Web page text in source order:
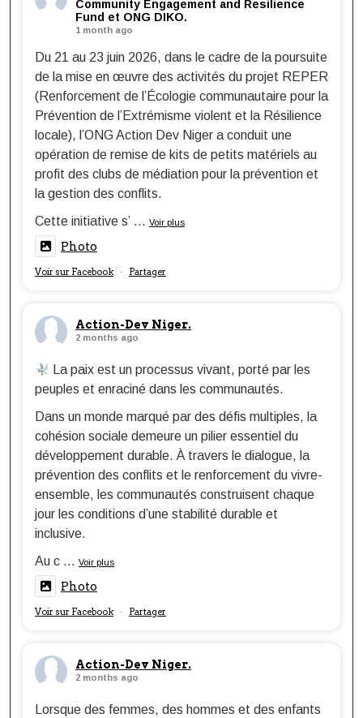
Community Engagement and Resilience
Fund et ONG DIKO.
1 month ago
Du 21 au 23 juin 2026, dans le cadre de la poursuite
de la mise en œuvre des activités du projet REPER
(Renforcement de l’Écologie communautaire pour la
Prévention de l’Extrémisme violent et la Résilience
locale), l’ONG Action Dev Niger a conduit une
opération de remise de kits de petits matériels au
profit des clubs de médiation pour la prévention et
la gestion des conflits.
Cette initiative s’ ... Voir plus
Photo
Voir sur Facebook · Partager
Action-Dev Niger.
2 months ago
La paix est un processus vivant, porté par les
peuples et enraciné dans les communautés.
Dans un monde marqué par des défis multiples, la
cohésion sociale demeure un pilier essentiel du
développement durable. À travers le dialogue, la
prévention des conflits et le renforcement du vivre-
ensemble, les communautés construisent chaque
jour les conditions d’une stabilité durable et
inclusive.
Au c ... Voir plus
Photo
Voir sur Facebook · Partager
Action-Dev Niger.
2 months ago
Lorsque des femmes, des hommes et des enfants